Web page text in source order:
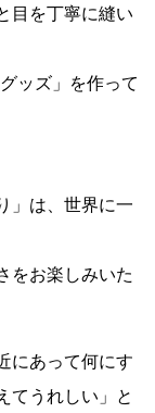
目を丁寧に縫い
ッズ」を作って
」は、世界に一
をお楽しみいた
にあって何にす
てうれしい」と